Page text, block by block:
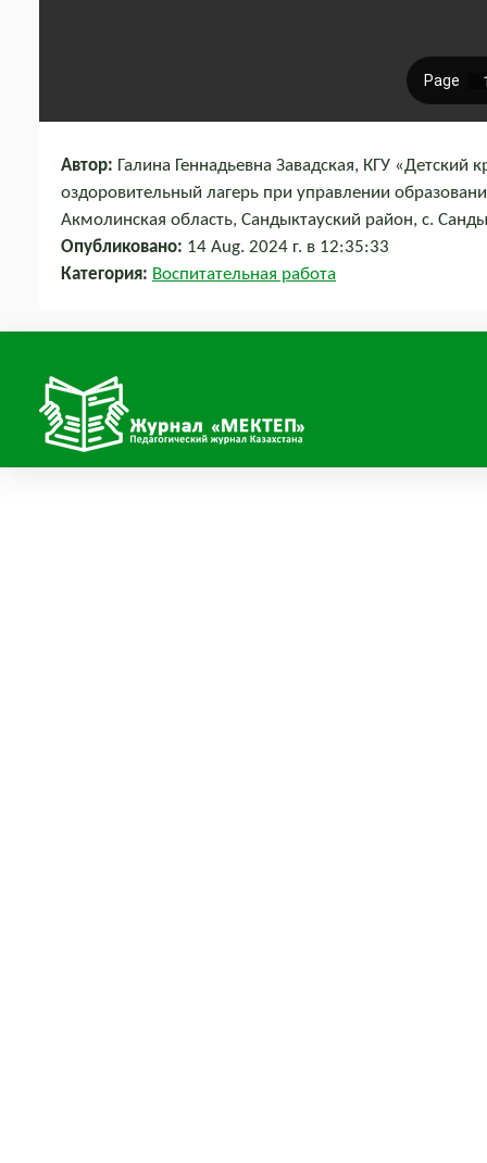
Автор: Галина Геннадьевна Завадская, КГУ «Детский
оздоровительный лагерь при управлении
Акмолинская область, Сандыктауский район, с.
Опубликовано: 14 Aug. 2024 г. в 12:35:33
Категория: Воспитательная работа